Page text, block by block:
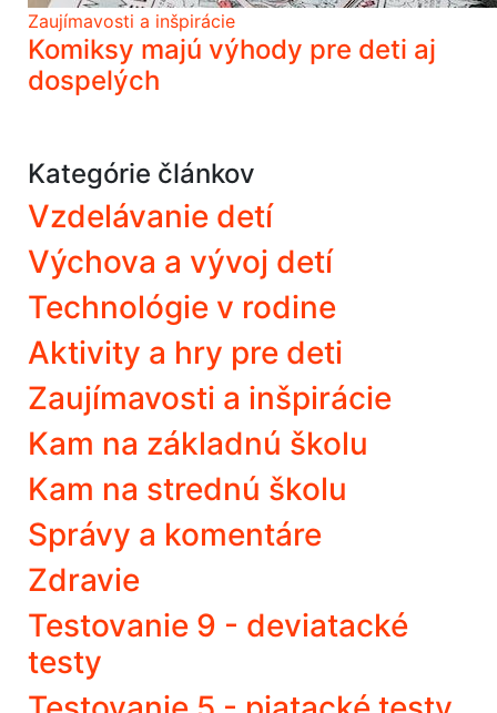
Zaujímavosti a inšpirácie
Komiksy majú výhody pre deti aj
dospelých
Kategórie článkov
Vzdelávanie detí
Výchova a vývoj detí
Technológie v rodine
Aktivity a hry pre deti
Zaujímavosti a inšpirácie
Kam na základnú školu
Kam na strednú školu
Správy a komentáre
Zdravie
Testovanie 9 - deviatacké
testy